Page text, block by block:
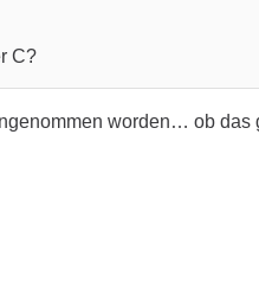
C?
worden… ob